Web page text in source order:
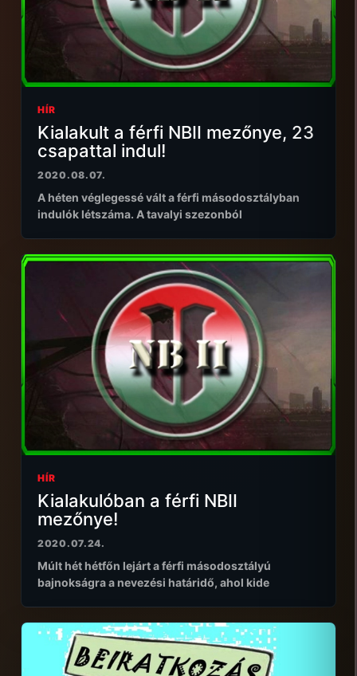
HÍR
Kialakult a férfi NBII mezőnye, 23
csapattal indul!
2020.08.07.
A héten véglegessé vált a férfi másodosztályban
indulók létszáma. A tavalyi szezonból
HÍR
Kialakulóban a férfi NBII
mezőnye!
2020.07.24.
Múlt hét hétfőn lejárt a férfi másodosztályú
bajnokságra a nevezési határidő, ahol kide